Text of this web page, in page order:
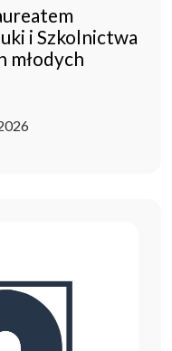
i Szkolnictwa
młodych